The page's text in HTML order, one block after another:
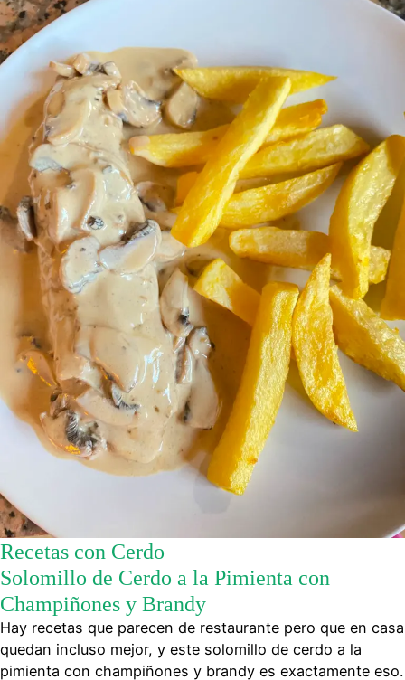
Recetas con Cerdo
Solomillo de Cerdo a la Pimienta con
Champiñones y Brandy
Hay recetas que parecen de restaurante pero que en casa
quedan incluso mejor, y este solomillo de cerdo a la
pimienta con champiñones y brandy es exactamente eso.